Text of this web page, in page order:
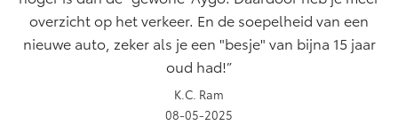
overzicht op het verkeer. En de soepelheid van een
nieuwe auto, zeker als je een "besje" van bijna 15 jaar
oud had!
K.C. Ram
08-05-2025